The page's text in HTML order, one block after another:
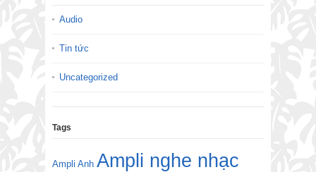
Audio
Tin tức
Uncategorized
Tags
Ampli Anh Ampli nghe nhạc